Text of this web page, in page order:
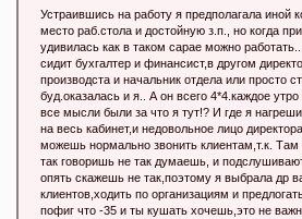
Устраившись на работу я предполагала иной
место раб.стола и достойную з.п., но когда
удивилась как в таком сарае можно
сидит бухгалтер и финансист,в другом
производста и начальник отдела или просто
буд.оказалась и я.. А он всего 4*4.каждое утро
все мысли были за что я тут!? И где я
на весь кабинет,и недовольное лицо
можешь нормально звонить клиентам,т.к. Там
так говоришь не так думаешь, и
опять скажешь не так,поэтому я выбрала др
клиентов,ходить по организациям и
пофиг что -35 и ты кушать хочешь,это не